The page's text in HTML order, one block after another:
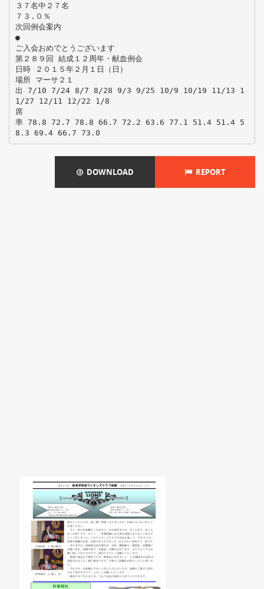
３７名中２７名
７３.０％
次回例会案内
●
ご入会おめでとうございます
第２８９回 結成１２周年・献血例会
日時 ２０１５年２月１日（日）
場所 マーサ２１
出 7/10 7/24 8/7 8/28 9/3 9/25 10/9 10/19 11/13 1
1/27 12/11 12/22 1/8
席
率 78.8 72.7 78.8 66.7 72.2 63.6 77.1 51.4 51.4 5
DOWNLOAD REPORT